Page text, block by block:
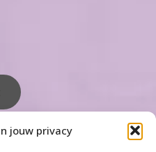
jouw privacy